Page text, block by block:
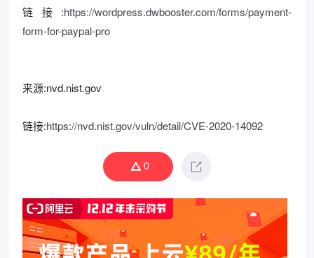
链接:https://wordpress.dwbooster.com/forms/payment-
form-for-paypal-pro
来源:nvd.nist.gov
链接:https://nvd.nist.gov/vuln/detail/CVE-2020-14092
0